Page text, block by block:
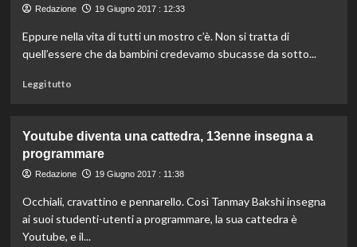
del
per
rivivere
Venezia
Redazione 19 Giugno 2017 : 12:33
Eppure nella vita di tutti un mostro c’è. Non si tratta di
quell’essere che da bambini credevamo sbucasse da sotto...
Leggi tuttoLeggi
“Online
–
connessioni
serie
TV
sul
Youtube diventa una cattedra, 13enne insegna a
programmare
Redazione 19 Giugno 2017 : 11:38
Occhiali, cravattino e pennarello. Così Tanmay Bakshi insegna
ai suoi studenti-utenti a programmare, la sua cattedra è
Youtube, e il...